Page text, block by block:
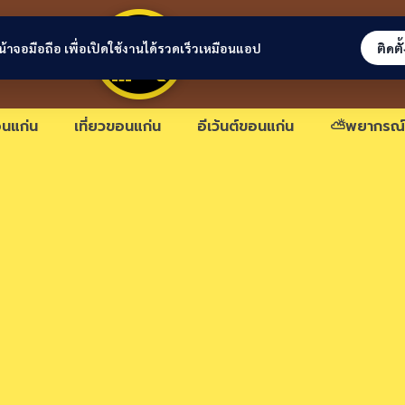
ขอนแก่นลิงก์
แก่น เที่ยวขอนแก่น อีเว้นต์ขอนแก่น ⛅พยากร
าจอมือถือ เพื่อเปิดใช้งานได้รวดเร็วเหมือนแอป ติดตั้